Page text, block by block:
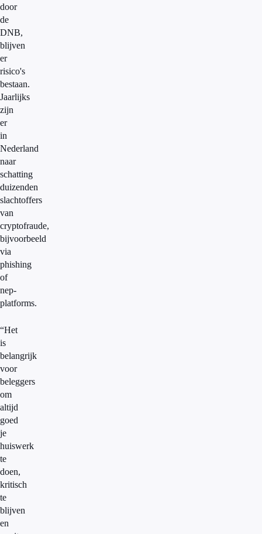
door
de
DNB,
blijven
er
risico's
bestaan.
Jaarlijks
zijn
er
in
Nederland
naar
schatting
duizenden
slachtoffers
van
cryptofraude,
bijvoorbeeld
via
phishing
of
nep-
platforms.
“Het
is
belangrijk
voor
beleggers
om
altijd
goed
je
huiswerk
te
doen,
kritisch
te
blijven
en